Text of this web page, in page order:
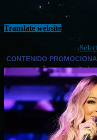
Translate website